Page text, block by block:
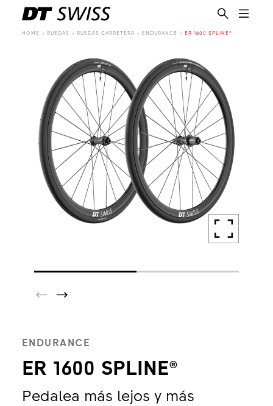
HOME RUEDAS RUEDAS CARRETERA ENDURANCE ER 1600 SPLINE®
ENDURANCE
ER 1600 SPLINE®
Pedalea más lejos y más